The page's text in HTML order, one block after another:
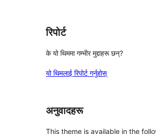
रिपोर्ट
के यो थिममा गम्भीर मुद्दाहरू छन्?
यो थिमलाई रिपोर्ट गर्नुहोस्
अनुवादहरू
This theme is available in the